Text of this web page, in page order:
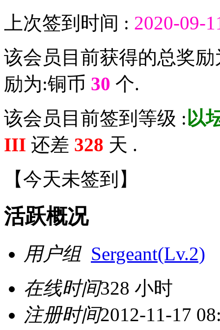
上次签到时间 : 2020-09-
该会员目前获得的总奖
励为:铜币 30 个.
该会员目前签到等级 :以
III 还差 328 天 .
【今天未签到 】
活跃概况
用户组 Sergeant(Lv.2)
在线时间328 小时
注册时间2012-11-17